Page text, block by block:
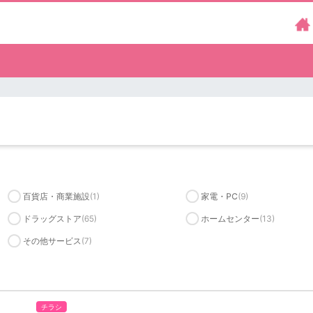
百貨店・商業施設(1) 家電・PC(9)
ドラッグストア(65) ホームセンター(13)
その他サービス(7)
チラシ